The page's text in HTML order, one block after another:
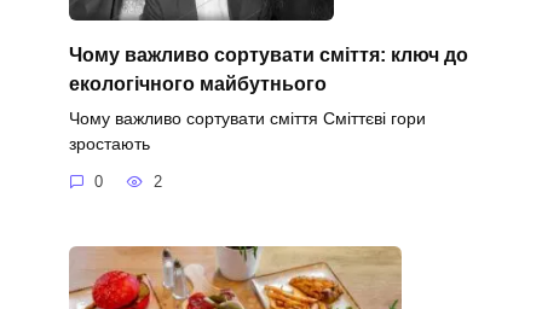
Чому важливо сортувати сміття: ключ до
екологічного майбутнього
Чому важливо сортувати сміття Сміттєві гори
зростають
0 2